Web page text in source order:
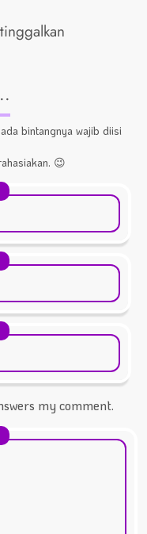
bintangnya wajib diisi
😉
my comment.